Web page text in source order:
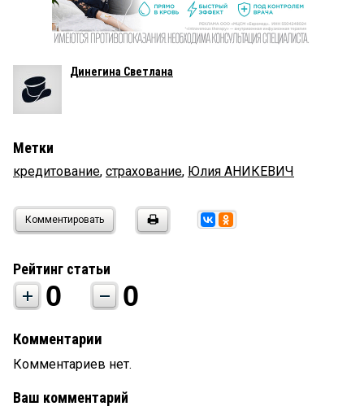
Динегина Светлана
Метки
кредитование, страхование, Юлия АНИКЕВИЧ
Комментировать
Рейтинг статьи
0 0
Комментарии
Комментариев нет.
Ваш комментарий